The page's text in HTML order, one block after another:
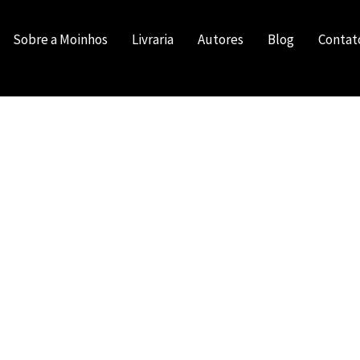
Sobre a Moinhos Livraria Autores Blog